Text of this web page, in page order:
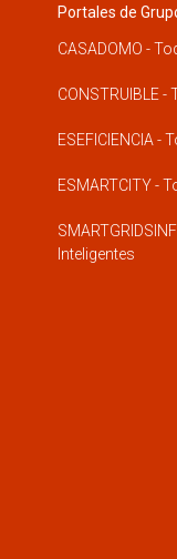
Portales de
CASADOMO -
CONSTRUIBLE
ESEFICIENCIA -
ESMARTCITY -
Inteligentes